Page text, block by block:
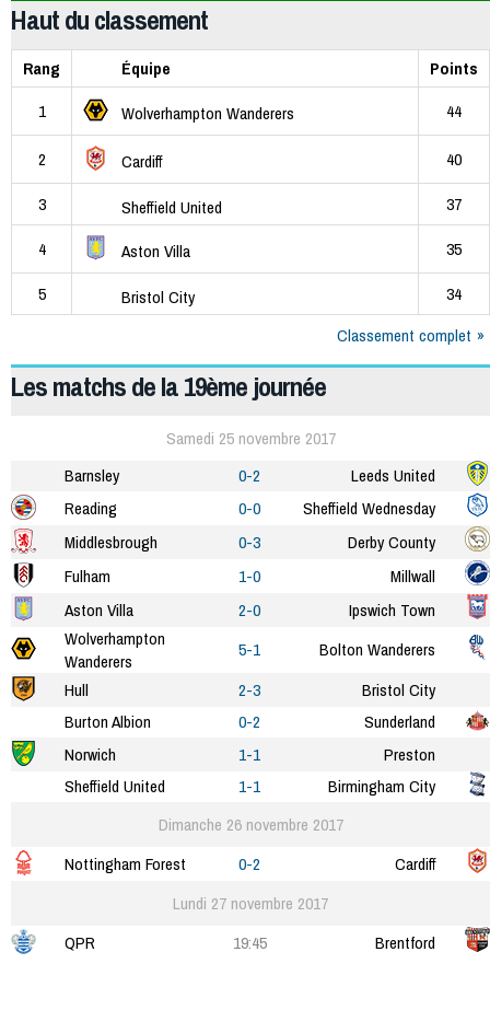
Haut du classement
Rang Équipe
Points
1
Wolverhampton Wanderers 44
2 Cardiff
40
3
Sheffield United
37
4
Aston Villa
35
5
Bristol City
34
Classement complet
Les matchs de la 19ème journée
Samedi 25 novembre 2017
Barnsley
0-2
Leeds United
Reading
0-0
Sheffield Wednesday
Middlesbrough
0-3
Derby County
Fulham
1-0
Millwall
Aston Villa
2-0
Ipswich Town
Wolverhampton
Wanderers
5-1
Bolton Wanderers
Hull
2-3
Bristol City
Burton Albion
0-2
Sunderland
Norwich
1-1
Preston
Sheffield United
1-1
Birmingham City
Dimanche 26 novembre 2017
Nottingham Forest
0-2
Cardiff
Lundi 27 novembre 2017
QPR
19:45 Brentford